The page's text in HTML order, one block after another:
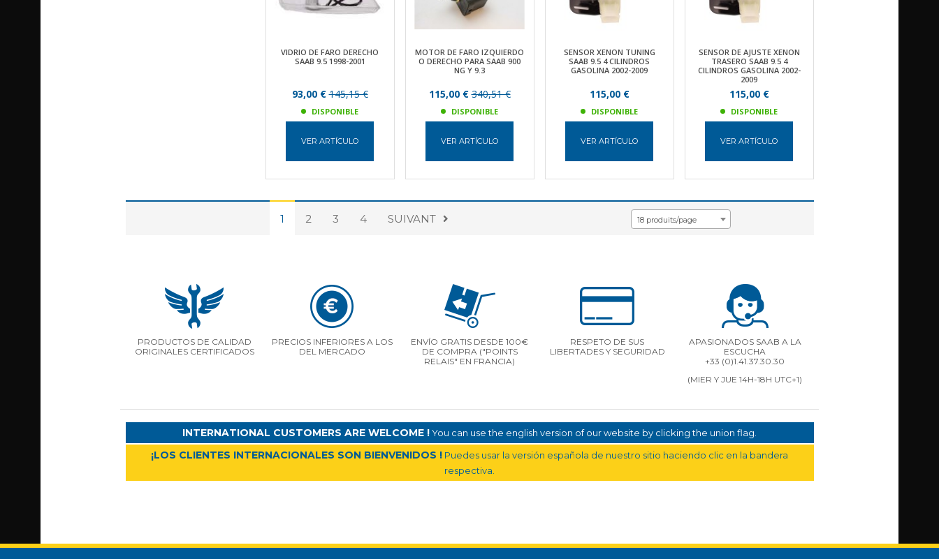
VIDRIO DE FARO DERECHO
SAAB 9.5 1998-2001
93,00 €145,15 €
DISPONIBLE
VER ARTÍCULO
MOTOR DE FARO IZQUIERDO
O DERECHO PARA SAAB 900
NG Y 9.3
115,00 €340,51 €
DISPONIBLE
VER ARTÍCULO
SENSOR XENON TUNING
SAAB 9.5 4 CILINDROS
GASOLINA 2002-2009
115,00 €
DISPONIBLE
VER ARTÍCULO
SENSOR DE AJUSTE XENON
TRASERO SAAB 9.5 4
CILINDROS GASOLINA 2002-
2009
115,00 €
DISPONIBLE
VER ARTÍCULO
1 2 3 4 SUIVANT 18 produits/page
PRODUCTOS DE CALIDAD
ORIGINALES CERTIFICADOS
PRECIOS INFERIORES A LOS
DEL MERCADO
ENVÍO GRATIS DESDE 100€
DE COMPRA ("POINTS
RELAIS" EN FRANCIA)
RESPETO DE SUS
LIBERTADES Y SEGURIDAD
APASIONADOS SAAB A LA
ESCUCHA
+33 (0)1.41.37.30.30
(MIER Y JUE 14H-18H UTC+1)
INTERNATIONAL CUSTOMERS ARE WELCOME !You can use the english version of our website by clicking the union flag.
¡LOS CLIENTES INTERNACIONALES SON BIENVENIDOS ! Puedes usar la versión española de nuestro sitio haciendo clic en la bandera
respectiva.